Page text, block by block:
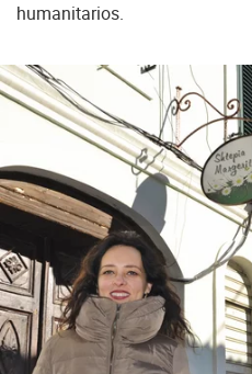
humanitarios.